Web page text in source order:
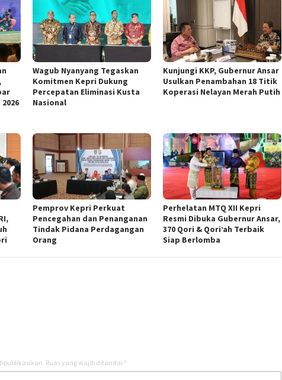
Wagub Nyanyang Tegaskan
Komitmen Kepri Dukung
Percepatan Eliminasi Kusta
Nasional
Kunjungi KKP, Gubernur Ansar
Usulkan Penambahan 18 Titik
Koperasi Nelayan Merah Putih
Pemprov Kepri Perkuat
Pencegahan dan Penanganan
Tindak Pidana Perdagangan
Orang
Perhelatan MTQ XII Kepri
Resmi Dibuka Gubernur Ansar,
370 Qori & Qori’ah Terbaik
Siap Berlomba
Ruas yang wajib ditandai *